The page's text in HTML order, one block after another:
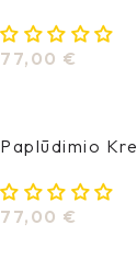
77,00 €
Paplūdimio
77,00 €